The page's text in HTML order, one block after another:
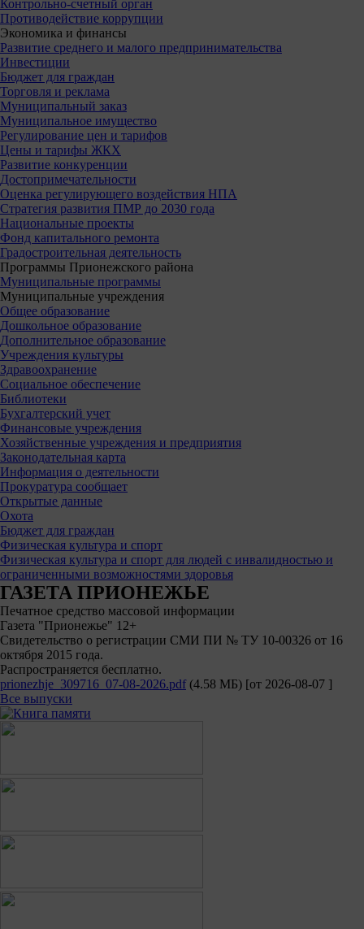
Контрольно-счетный орган
Противодействие коррупции
Экономика и финансы
Развитие среднего и малого предпринимательства
Инвестиции
Бюджет для граждан
Торговля и реклама
Муниципальный заказ
Муниципальное имущество
Регулирование цен и тарифов
Цены и тарифы ЖКХ
Развитие конкуренции
Достопримечательности
Оценка регулирующего воздействия НПА
Стратегия развития ПМР до 2030 года
Национальные проекты
Фонд капитального ремонта
Градостроительная деятельность
Программы Прионежского района
Муниципальные программы
Муниципальные учреждения
Общее образование
Дошкольное образование
Дополнительное образование
Учреждения культуры
Здравоохранение
Социальное обеспечение
Библиотеки
Бухгалтерский учет
Финансовые учреждения
Хозяйственные учреждения и предприятия
Законодательная карта
Информация о деятельности
Прокуратура сообщает
Открытые данные
Охота
Бюджет для граждан
Физическая культура и спорт
Физическая культура и спорт для людей с инвалидностью и
ограниченными возможностями здоровья
ГАЗЕТА ПРИОНЕЖЬЕ
Печатное средство массовой информации
Газета "Прионежье" 12+
Свидетельство о регистрации СМИ ПИ № ТУ 10-00326 от 16
октября 2015 года.
Распространяется бесплатно.
prionezhje_309716_07-08-2026.pdf (4.58 МБ) [от 2026-08-07 ]
Все выпуски